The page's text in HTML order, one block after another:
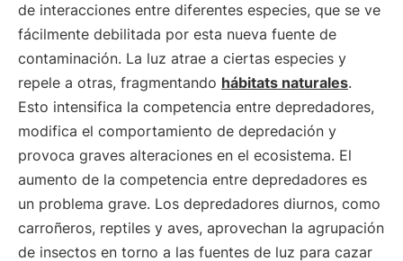
de interacciones entre diferentes especies, que se ve
fácilmente debilitada por esta nueva fuente de
contaminación. La luz atrae a ciertas especies y
repele a otras, fragmentando hábitats naturales.
Esto intensifica la competencia entre depredadores,
modifica el comportamiento de depredación y
provoca graves alteraciones en el ecosistema. El
aumento de la competencia entre depredadores es
un problema grave. Los depredadores diurnos, como
carroñeros, reptiles y aves, aprovechan la agrupación
de insectos en torno a las fuentes de luz para cazar